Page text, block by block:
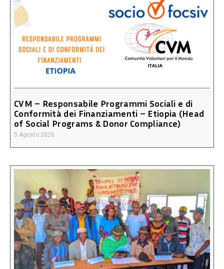
CVM – Responsabile Programmi Sociali e di
Conformità dei Finanziamenti – Etiopia (Head
of Social Programs & Donor Compliance)
5 Agosto 2026